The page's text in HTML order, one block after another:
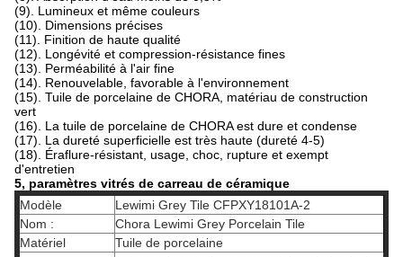
(9). Lumineux et même couleurs
(10). Dimensions précises
(11). Finition de haute qualité
(12). Longévité et compression-résistance fines
(13). Perméabilité à l'air fine
(14). Renouvelable, favorable à l'environnement
(15). Tuile de porcelaine de CHORA, matériau de construction
vert
(16). La tuile de porcelaine de CHORA est dure et condense
(17). La dureté superficielle est très haute (dureté 4-5)
(18). Éraflure-résistant, usage, choc, rupture et exempt
d'entretien
5, paramètres vitrés de carreau de céramique
Modèle
Lewimi Grey Tile CFPXY18101A-2
Nom :
Chora Lewimi Grey Porcelain Tile
Matériel
Tuile de porcelaine